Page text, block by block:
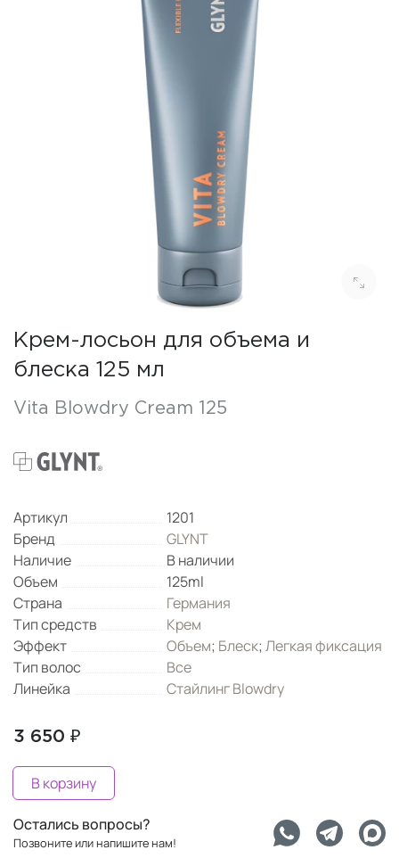
Крем-лосьон для объема и
блеска 125 мл
Vita Blowdry Cream 125
Артикул
1201
Бренд
GLYNT
Наличие
В наличии
Объем
125ml
Страна
Германия
Тип средств
Крем
Эффект
Объем; Блеск;Легкая фиксация
Тип волос
Все
Линейка
Стайлинг Blowdry
3 650 ₽
В корзину
Остались вопросы?
Позвоните или напишите нам!